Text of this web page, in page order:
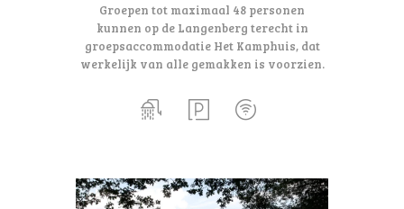
Groepen tot maximaal 48 personen
kunnen op de Langenberg terecht in
groepsaccommodatie Het Kamphuis, dat
werkelijk van alle gemakken is voorzien.